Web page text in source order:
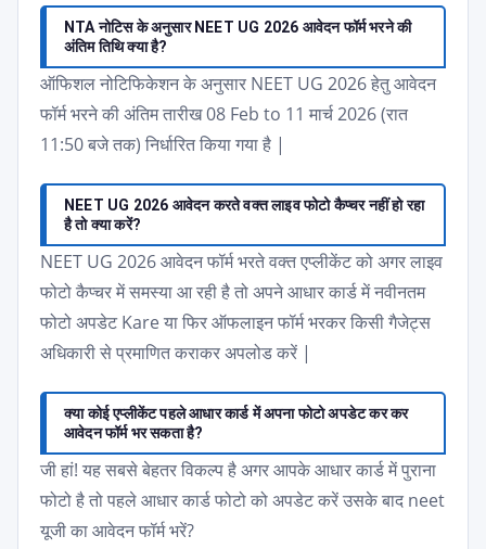
NTA नोटिस के अनुसार NEET UG 2026 आवेदन फॉर्म भरने की
अंतिम तिथि क्या है?
ऑफिशल नोटिफिकेशन के अनुसार NEET UG 2026 हेतु आवेदन
फॉर्म भरने की अंतिम तारीख 08 Feb to 11 मार्च 2026 (रात
11:50 बजे तक) निर्धारित किया गया है |
NEET UG 2026 आवेदन करते वक्त लाइव फोटो कैप्चर नहीं हो रहा
है तो क्या करें?
NEET UG 2026 आवेदन फॉर्म भरते वक्त एप्लीकेंट को अगर लाइव
फोटो कैप्चर में समस्या आ रही है तो अपने आधार कार्ड में नवीनतम
फोटो अपडेट Kare या फिर ऑफलाइन फॉर्म भरकर किसी गैजेट्स
अधिकारी से प्रमाणित कराकर अपलोड करें |
क्या कोई एप्लीकेंट पहले आधार कार्ड में अपना फोटो अपडेट कर कर
आवेदन फॉर्म भर सकता है?
जी हां! यह सबसे बेहतर विकल्प है अगर आपके आधार कार्ड में पुराना
फोटो है तो पहले आधार कार्ड फोटो को अपडेट करें उसके बाद neet
यूजी का आवेदन फॉर्म भरें?